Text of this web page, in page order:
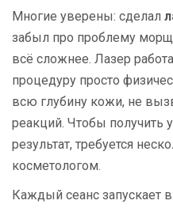
Многие уверены: сделал
забыл про проблему
всё сложнее. Лазер
процедуру просто
всю глубину кожи, не
реакций. Чтобы получить
результат, требуется
косметологом.
Каждый сеанс запускает